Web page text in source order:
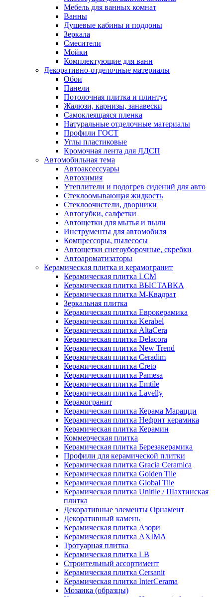
Мебель для ванных комнат
Ванны
Душевые кабины и поддоны
Зеркала
Смесители
Мойки
Комплектующие для ванн
Декоративно-отделочные материалы
Обои
Панели
Потолочная плитка и плинтус
Жалюзи, карнизы, занавески
Самоклеящаяся пленка
Натуральные отделочные материалы
Профили ГОСТ
Углы пластиковые
Кромочная лента для ЛДСП
Автомобильная тема
Автоаксессуары
Автохимия
Утеплители и подогрев сидений для авто
Стеклоомывающая жидкость
Стеклоочистели, дворники
Автогубки, салфетки
Автощетки для мытья и пыли
Инструменты для автомобиля
Компрессоры, пылесосы
Автощетки снегоуборочные, скребки
Автоароматизаторы
Керамическая плитка и керамогранит
Керамическая плитка LCM
Керамическая плитка ВЫСТАВКА
Керамическая плитка М-Квадрат
Зеркальная плитка
Керамическая плитка Еврокерамика
Керамическая плитка Kerabel
Керамическая плитка AltaCera
Керамическая плитка Delacora
Керамическая плитка New Trend
Керамическая плитка Ceradim
Керамическая плитка Creto
Керамическая плитка Pamesa
Керамическая плитка Emtile
Керамическая плитка Lavelly
Керамогранит
Керамическая плитка Керама Марацци
Керамическая плитка Нефрит керамика
Керамическая плитка Керамин
Коммерческая плитка
Керамическая плитка Березакерамика
Профили для керамической плитки
Керамическая плитка Gracia Ceramica
Керамическая плитка Golden Tile
Керамическая плитка Global Tile
Керамическая плитка Unitile / Шахтинская
плитка
Декоративные элементы Орнамент
Декоративный камень
Керамическая плитка Азори
Керамическая плитка AXIMA
Тротуарная плитка
Керамическая плитка LB
Строительный ассортимент
Керамическая плитка Cersanit
Керамическая плитка InterCerama
Мозаика (образцы)